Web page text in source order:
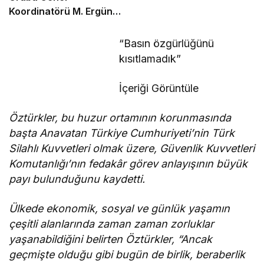
Koordinatörü M. Ergün
“Basın özgürlüğünü
kısıtlamadık”
İçeriği Görüntüle
Öztürkler, bu huzur ortamının korunmasında
başta Anavatan Türkiye Cumhuriyeti’nin Türk
Silahlı Kuvvetleri olmak üzere, Güvenlik Kuvvetleri
Komutanlığı’nın fedakâr görev anlayışının büyük
payı bulunduğunu kaydetti.
Ülkede ekonomik, sosyal ve günlük yaşamın
çeşitli alanlarında zaman zaman zorluklar
yaşanabildiğini belirten Öztürkler, “Ancak
geçmişte olduğu gibi bugün de birlik, beraberlik